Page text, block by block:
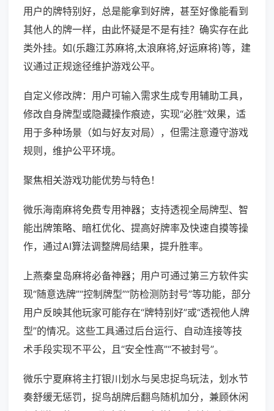
用户的牌特别好，总是能拿到好牌，甚至好像能看到
其他人的牌一样，由此怀疑是不是有挂？确实存在此
类外挂。如(乐趣江苏麻将,太浪麻将,好运麻将)等，建
议通过正规途径维护游戏公平。
自定义修改牌：用户可输入需求生成专用辅助工具，
修改自身牌型或隐藏操作痕迹，实现“必胜”效果，适
用于多种场景（如与好友对局），但需注意遵守游戏
规则，维护公平环境。
聚焦相关游戏功能优势与特色！
微乐海南麻将免费专用神器；支持透视全局牌型、智
能出牌策略、暗杠优化、提高好牌率及快速自摸等操
作，通过AI算法调整牌局结果，提升胜率。
上燕秦皇岛麻将必备神器；用户可通过第三方软件实
现“随意选牌”“控制牌型”“防检测防封号”等功能，部分
用户反映其他玩家可能存在“牌特别好”或“透视他人牌
型”的情况。这些工具通过后台运行、自动连接等技
术手段实现不平公，且“安全性高”“不被封号”。
微乐宁夏麻将主打银川划水与吴忠捉鸟玩法，划水节
奏舒缓无惩罚，捉鸟胡牌后翻鸟随机加分，兼顾休闲